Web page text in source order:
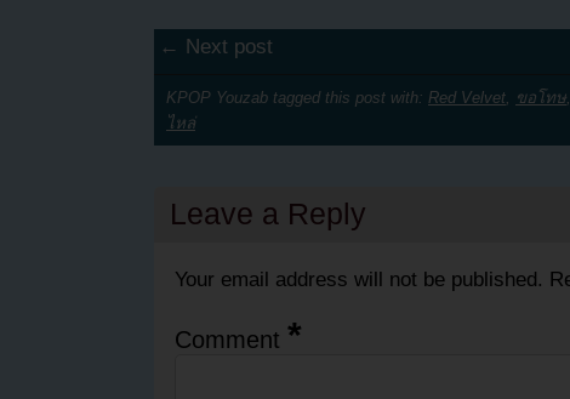
← Next post
KPOP Youzab tagged this post with: Red Velvet, ขอโทษ,
ไหล่
Leave a Reply
Your email address will not be published.
Comment *